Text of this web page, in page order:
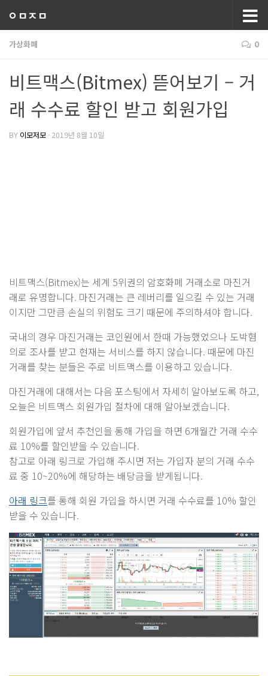
ㅇㅁㅈㅁ
가상화폐 0
비트맥스(Bitmex) 뜯어보기 – 거
래 수수료 할인 받고 회원가입
BY 이모저모 · 2019년 8월 10일
비트맥스(Bitmex)는 세계 5위권의 암호화폐 거래소로 마진거
래로 유명합니다. 마진거래는 큰 레버리를 일으킬 수 있는 거래
이지만 그만큼 손실의 위험도 크기 때문에 주의하셔야 합니다.
국내의 경우 마진거래는 코인원에서 한때 가능했었으나 도박혐
의로 조사를 받고 현재는 서비스를 하지 않습니다. 때문에 마진
거래를 찾는 분들은 주로 비트맥스를 이용하고 있습니다.
마진거래에 대해서는 다음 포스팅에서 자세히 알아보도록 하고,
오늘은 비트맥스 회원가입 절차에 대해 알아보겠습니다.
회원가입에 앞서 추천인을 통해 가입을 하면 6개월간 거래 수수
료 10%를 할인받을 수 있습니다.
참고로 아래 링크로 가입해 주시면 저는 가입자 분의 거래 수수
료 중 10~20%에 해당하는 배당금을 받게됩니다.
아래 링크를 통해 회원 가입을 하시면 거래 수수료를 10% 할인
받을 수 있습니다.